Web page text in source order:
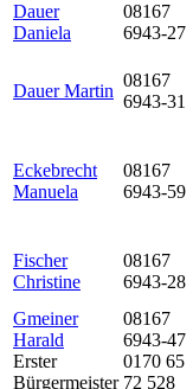
Dauer
Daniela
08167
6943-27
Dauer Martin
08167
6943-31
Eckebrecht
Manuela
08167
6943-59
Fischer
Christine
08167
6943-28
Gmeiner
Harald
Erster
Bürgermeister
08167
6943-47
0170 65
72 528